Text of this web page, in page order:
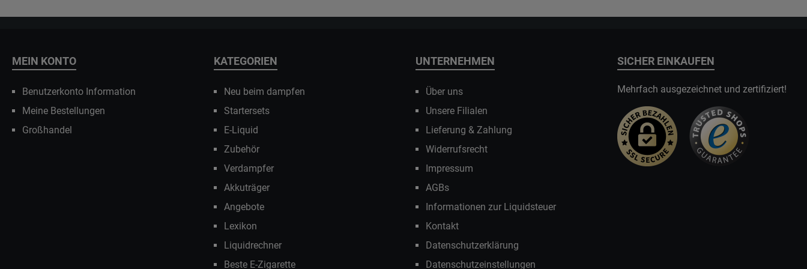
MEIN KONTO
Benutzerkonto Information
Meine Bestellungen
Großhandel
KATEGORIEN
Neu beim dampfen
Startersets
E-Liquid
Zubehör
Verdampfer
Akkuträger
Angebote
Lexikon
Liquidrechner
Beste E-Zigarette
UNTERNEHMEN
Über uns
Unsere Filialen
Lieferung & Zahlung
Widerrufsrecht
Impressum
AGBs
Informationen zur Liquidsteuer
Kontakt
Datenschutzerklärung
Datenschutzeinstellungen
SICHER EINKAUFEN
Mehrfach ausgezeichnet und zertifiziert!